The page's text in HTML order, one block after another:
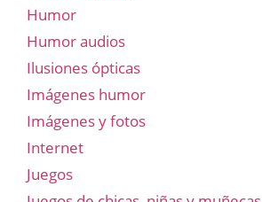
Humor
Humor audios
Ilusiones ópticas
Imágenes humor
Imágenes y fotos
Internet
Juegos